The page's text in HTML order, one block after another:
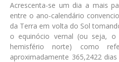
Acrescenta-se um dia a mais
entre o ano-calendário
da Terra em volta do Sol
o equinócio vernal (ou seja, o
hemisfério norte) como
aproximadamente 365,2422